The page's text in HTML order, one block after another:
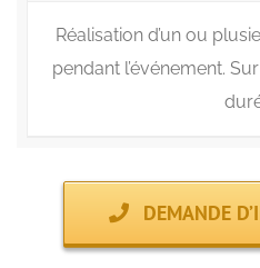
Réalisation d’un ou
pendant l’événement.
DEMANDE